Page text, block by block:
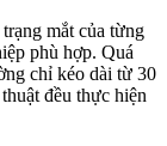
mắt của từng
phù hợp. Quá
chỉ kéo dài từ 30
đều thực hiện